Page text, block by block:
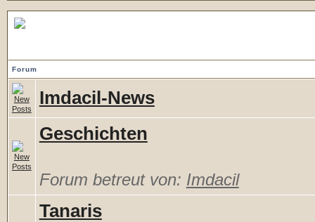
Forum
Imdacil-News
Geschichten
Forum betreut von: Imdacil
Tanaris